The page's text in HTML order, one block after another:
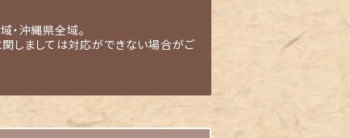
・沖縄県全域。
関しましては対応ができない場合がご